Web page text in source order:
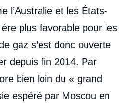
l’Australie et les États-
plus favorable pour les
gaz s’est donc ouverte
depuis fin 2014. Par
bien loin du « grand
espéré par Moscou en